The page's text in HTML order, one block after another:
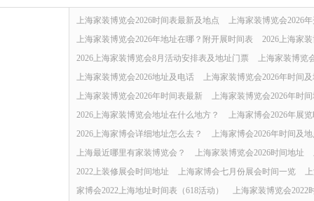
上海家装博览会2026时间表最新及地点
上海家装博览会2026
上海家装博览会2026年地址在哪？附开展时间表
2026上海家
2026上海家装博览会8月活动安排表及地址门票
上海家装博览
上海家装博览会2026地址及电话
上海家装博览会2026年时间
上海家装博览会2026年时间表最新
上海家装博览会2026年时
2026上海家装博览会地址在什么地方？
上海家博会2026年展
2026上海家博会详细地址怎么去？
上海家博会2026年时间及
上海最近哪里有家装博览会？
上海家装博览会2026时间地址
2022上装修展会时间地址
上海家博会七月份展会时间一览
家博会2022上海地址时间表（618活动）
上海家装博览会2022